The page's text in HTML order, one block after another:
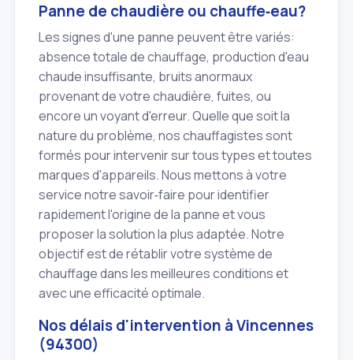
Panne de chaudière ou chauffe‑eau?
Les signes d'une panne peuvent être variés:
absence totale de chauffage, production d'eau
chaude insuffisante, bruits anormaux
provenant de votre chaudière, fuites, ou
encore un voyant d'erreur. Quelle que soit la
nature du problème, nos chauffagistes sont
formés pour intervenir sur tous types et toutes
marques d'appareils. Nous mettons à votre
service notre savoir‑faire pour identifier
rapidement l'origine de la panne et vous
proposer la solution la plus adaptée. Notre
objectif est de rétablir votre système de
chauffage dans les meilleures conditions et
avec une efficacité optimale.
Nos délais d'intervention à Vincennes
(94300)